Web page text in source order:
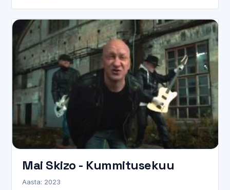
Mai Skizo - Kummitusekuu
Aasta: 2023